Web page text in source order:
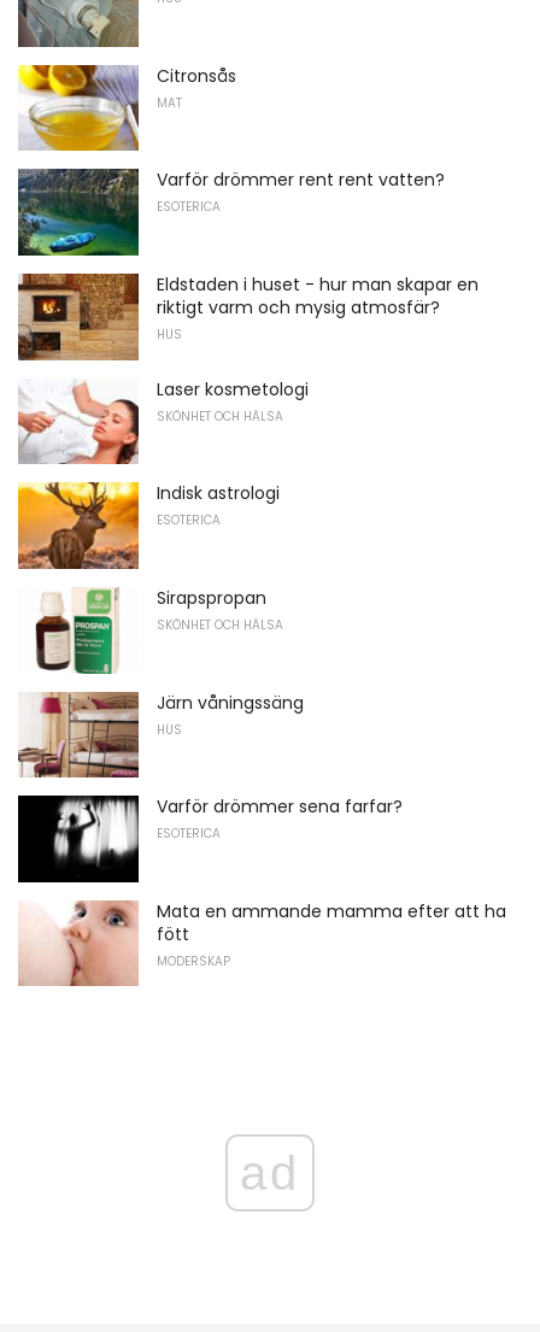
Citronsås
MAT
Varför drömmer rent rent vatten?
ESOTERICA
Eldstaden i huset - hur man skapar en
riktigt varm och mysig atmosfär?
HUS
Laser kosmetologi
SKÖNHET OCH HÄLSA
Indisk astrologi
ESOTERICA
Sirapspropan
SKÖNHET OCH HÄLSA
Järn våningssäng
HUS
Varför drömmer sena farfar?
ESOTERICA
Mata en ammande mamma efter att ha
fött
MODERSKAP
ad